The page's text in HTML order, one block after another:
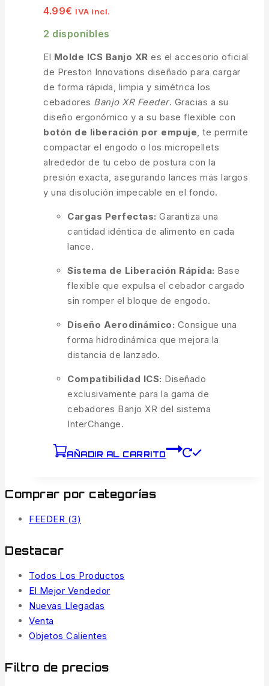
4.99€ IVA incl.
2 disponibles
El Molde ICS Banjo XR es el accesorio oficial
de Preston Innovations diseñado para cargar
de forma rápida, limpia y simétrica los
cebadores Banjo XR Feeder. Gracias a su
diseño ergonómico y a su base flexible con
botón de liberación por empuje, te permite
compactar el engodo o los micropellets
alrededor de tu cebo de postura con la
presión exacta, asegurando lances más largos
y una disolución impecable en el fondo.
Cargas Perfectas: Garantiza una
cantidad idéntica de alimento en cada
lance.
Sistema de Liberación Rápida: Base
flexible que expulsa el cebador cargado
sin romper el bloque de engodo.
Diseño Aerodinámico: Consigue una
forma hidrodinámica que mejora la
distancia de lanzado.
Compatibilidad ICS: Diseñado
exclusivamente para la gama de
cebadores Banjo XR del sistema
InterChange.
AÑADIR AL CARRITO
Comprar por categorías
FEEDER (3)
Destacar
Todos Los Productos
El Mejor Vendedor
Nuevas Llegadas
Venta
Objetos Calientes
Filtro de precios